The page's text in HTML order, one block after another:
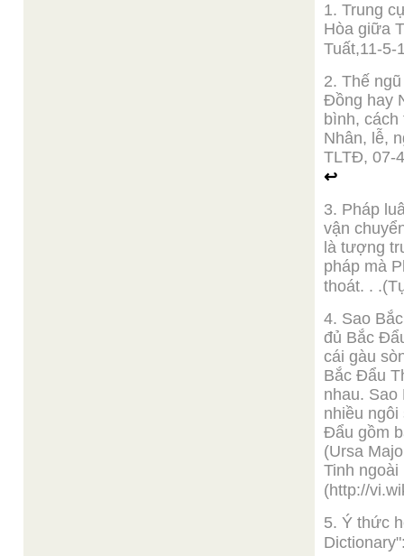
1. Trung
Hòa giữa
Tuất,11-
2. Thế
Đồng hay
bình,
Nhân, lễ,
TLTĐ, 07-
↩
3. Pháp
vận
là tượng
pháp mà
thoát. .
4. Sao
đủ Bắc
cái gàu
Bắc Đẩu
nhau. Sao
nhiều
Đẩu gồm
(Ursa
Tinh ngoài
(http://
5. Ý thức